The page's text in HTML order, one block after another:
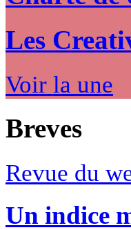
Les
Voir la une
Breves
Revue du
Un indice